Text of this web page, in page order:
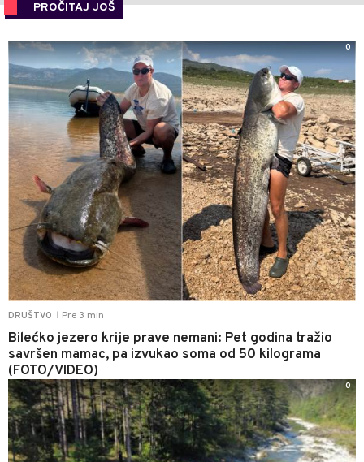
PROČITAJ JOŠ
DRUŠTVO Pre 3 min
Bilećko jezero krije prave nemani: Pet godina tražio
savršen mamac, pa izvukao soma od 50 kilograma
(FOTO/VIDEO)
0
0